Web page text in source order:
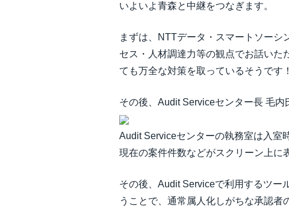
いよいよ青森と中継をつなぎます。
まずは、NTTデータ・スマートソー
セス・人材調達力等の観点でお話いた
ても万全な対策を取っているそうです！
その後、Audit Serviceセンター長 毛内
Audit Serviceセンターの執務室は入室
現在の案件件数などがスクリーン上に
その後、Audit Serviceで利用するツー
うことで、通常属人化しがちな承認